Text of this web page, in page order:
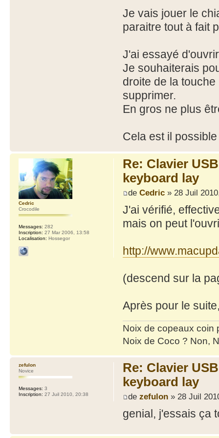
Je vais jouer le
paraitre tout à fait
J'ai essayé
Je souhaiterais
droite de la
supprimer.
En gros ne plus
Cela est il
Re: Clavier
keyboard lay
de Cedric» 28 Juil
J'ai vérifié,
mais on peut
http://
(descend sur la
Après pour le
Noix de copeaux coin
Noix de Coco ? Non,
Cedric
Crocodile
Messages: 282
Inscription: 27 Mar 2006, 13:58
Localisation: Hossegor
Re: Clavier
keyboard lay
de zefulon» 28 Juil
genial, j'essais ça
zefulon
Novice
Messages: 3
Inscription: 27 Juil 2010, 20:38